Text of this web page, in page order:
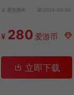
爱游网单 2026-03-02
¥ 280 爱游币
立即下载